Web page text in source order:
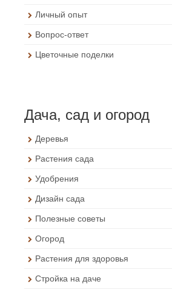
Личный опыт
Вопрос-ответ
Цветочные поделки
Дача, сад и огород
Деревья
Растения сада
Удобрения
Дизайн сада
Полезные советы
Огород
Растения для здоровья
Стройка на даче